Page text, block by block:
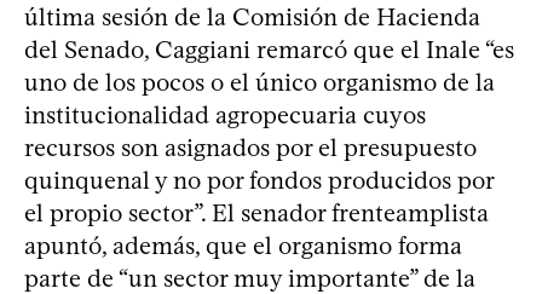
última sesión de la Comisión de Hacienda
del Senado, Caggiani remarcó que el Inale “es
uno de los pocos o el único organismo de la
institucionalidad agropecuaria cuyos
recursos son asignados por el presupuesto
quinquenal y no por fondos producidos por
el propio sector”. El senador frenteamplista
apuntó, además, que el organismo forma
parte de “un sector muy importante” de la